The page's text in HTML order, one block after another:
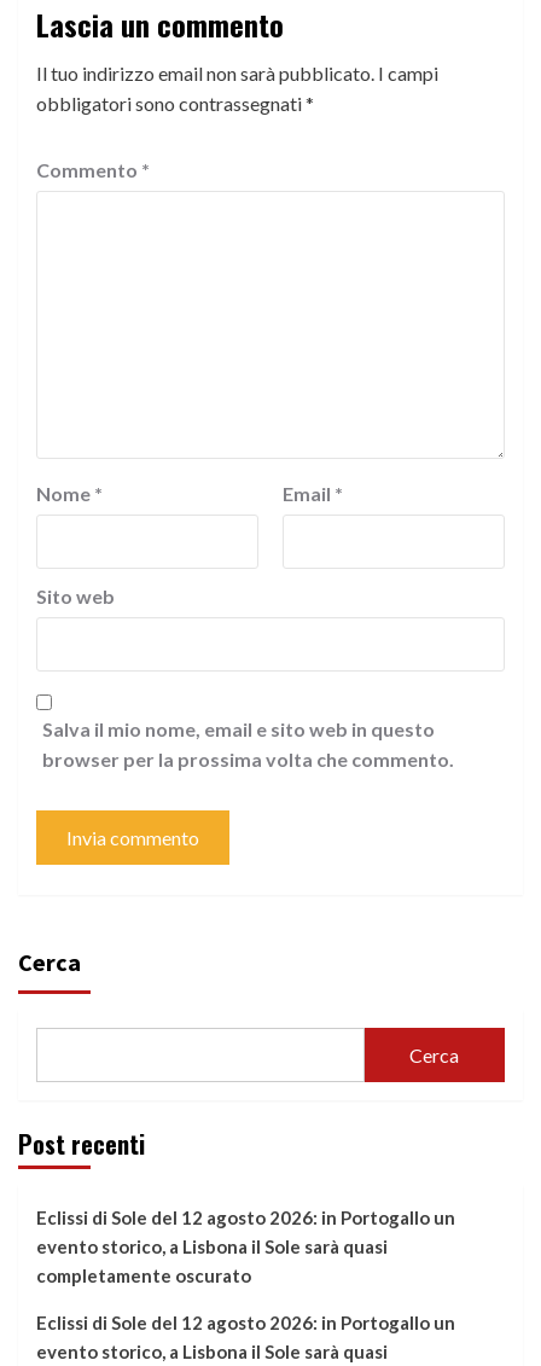
Lascia un commento
Il tuo indirizzo email non sarà pubblicato. I campi
obbligatori sono contrassegnati*
Commento *
Nome * Email *
Sito web
Salva il mio nome, email e sito web in questo
browser per la prossima volta che commento.
Cerca
Cerca
Post recenti
Eclissi di Sole del 12 agosto 2026: in Portogallo un
evento storico, a Lisbona il Sole sarà quasi
completamente oscurato
Eclissi di Sole del 12 agosto 2026: in Portogallo un
evento storico, a Lisbona il Sole sarà quasi